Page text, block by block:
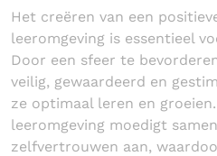
Het creëren van een
leeromgeving is essentieel
Door een sfeer te
veilig, gewaardeerd en
ze optimaal leren en
leeromgeving moedigt
zelfvertrouwen aan,